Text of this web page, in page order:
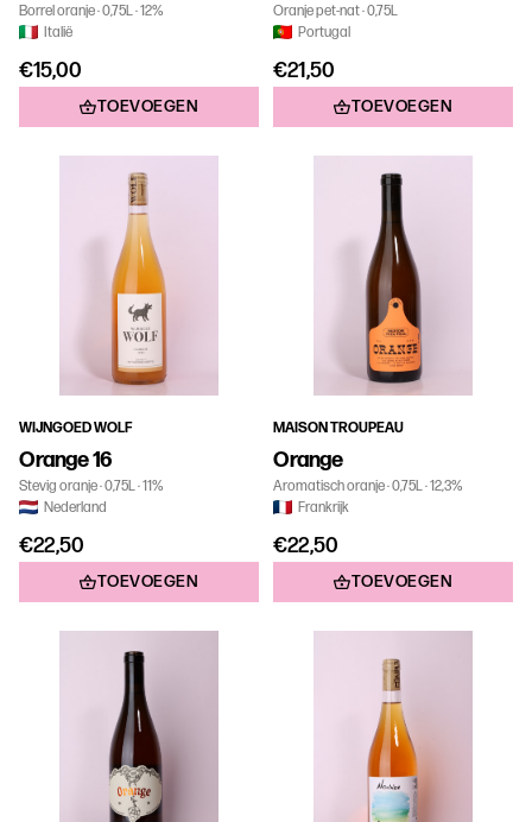
Borrel oranje 0,75L 12%
Italië
€15,00
TOEVOEGEN
Oranje pet-nat 0,75L
Portugal
€21,50
TOEVOEGEN
WIJNGOED WOLF
Orange 16
Stevig oranje 0,75L 11%
Nederland
€22,50
TOEVOEGEN
MAISON TROUPEAU
Orange
Aromatisch oranje 0,75L 12,3%
Frankrijk
€22,50
TOEVOEGEN